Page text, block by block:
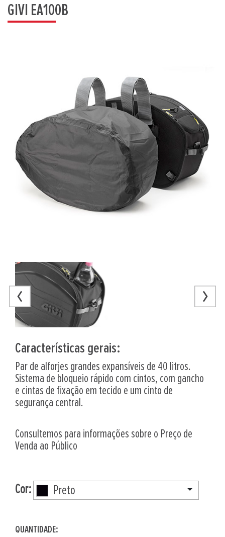
GIVI EA100B
Características gerais:
Par de alforjes grandes expansíveis de 40 litros.
Sistema de bloqueio rápido com cintos, com gancho
e cintas de fixação em tecido e um cinto de
segurança central.
Consultemos para informações sobre o Preço de
Venda ao Público
Cor: Preto
QUANTIDADE: